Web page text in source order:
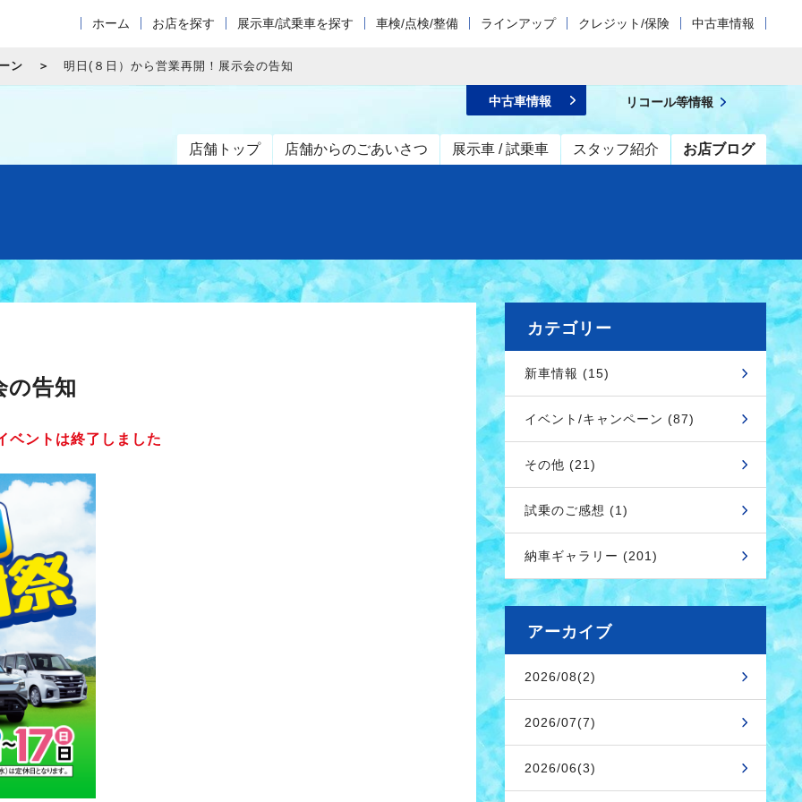
ホーム お店を探す 展示車/試乗車を探す 車検/点検/整備 ラインアップ クレジット/保険 中古車情報
ン 明日(８日）から営業再開！展示会の告知
店舗トップ 店舗からのごあいさつ 展示車 / 試乗車 スタッフ紹介 お店ブログ
中古車情報 リコール等情報
の告知
ベントは終了しました
カテゴリー
新車情報 (15)
イベント/キャンペーン (87)
その他 (21)
試乗のご感想 (1)
納車ギャラリー (201)
アーカイブ
2026/08(2)
2026/07(7)
2026/06(3)